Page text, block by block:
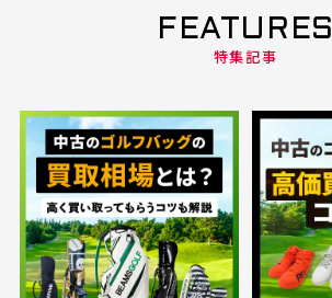
FEATURES
特集記事